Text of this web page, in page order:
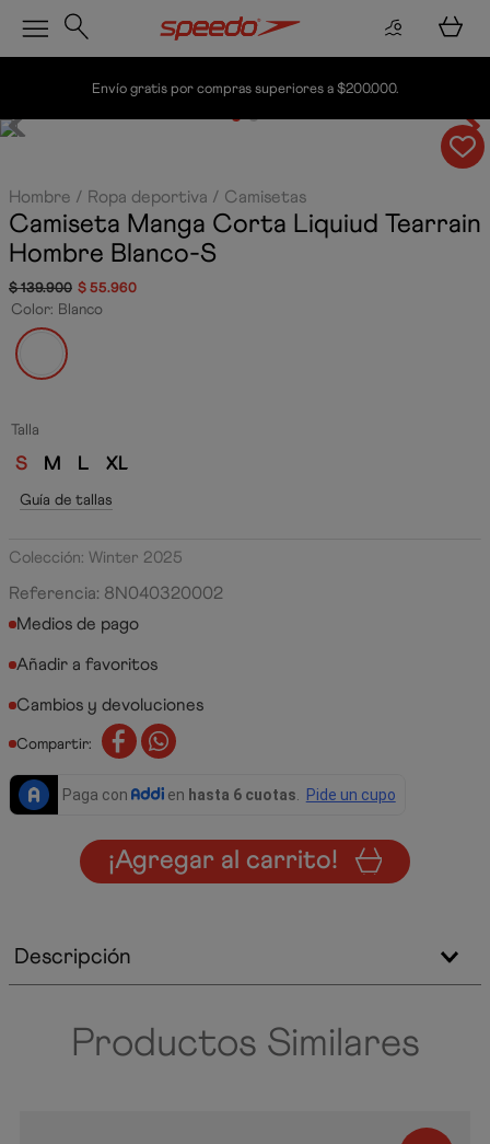
Envío gratis por compras superiores a $200.000.
Hombre Ropa deportiva Camisetas
Camiseta Manga Corta Liquiud Tearrain
Hombre Blanco-S
$139.900 $ 55.960
Color: Blanco
Talla
S M L XL
Guía de tallas
Colección: Winter 2025
Referencia: 8N040320002
Medios de pago
Cambios y devoluciones
Compartir:
¡Agregar al carrito!
Descripción
Productos Similares